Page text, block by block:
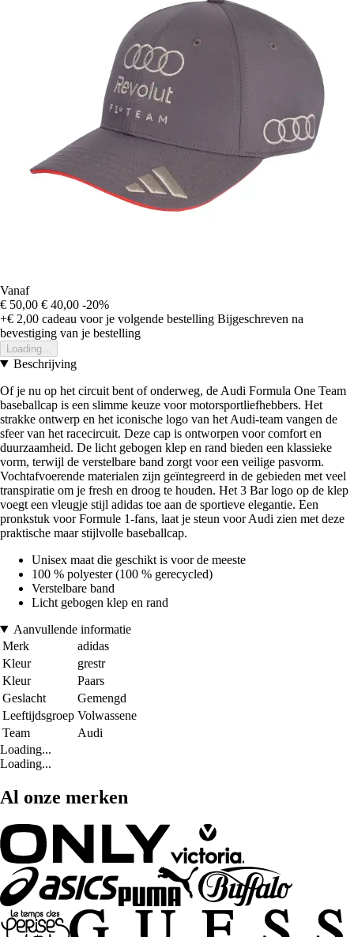
Vanaf
€ 50,00 € 40,00 -20%
+€ 2,00 cadeau voor je volgende bestelling Bijgeschreven na
bevestiging van je bestelling
Loading...
Beschrijving
Of je nu op het circuit bent of onderweg, de Audi Formula One Team
baseballcap is een slimme keuze voor motorsportliefhebbers. Het
strakke ontwerp en het iconische logo van het Audi-team vangen de
sfeer van het racecircuit. Deze cap is ontworpen voor comfort en
duurzaamheid. De licht gebogen klep en rand bieden een klassieke
vorm, terwijl de verstelbare band zorgt voor een veilige pasvorm.
Vochtafvoerende materialen zijn geïntegreerd in de gebieden met veel
transpiratie om je fresh en droog te houden. Het 3 Bar logo op de klep
voegt een vleugje stijl adidas toe aan de sportieve elegantie. Een
pronkstuk voor Formule 1-fans, laat je steun voor Audi zien met deze
praktische maar stijlvolle baseballcap.
Unisex maat die geschikt is voor de meeste
100 % polyester (100 % gerecycled)
Verstelbare band
Licht gebogen klep en rand
Aanvullende informatie
Merk
adidas
Kleur
grestr
Kleur
Paars
Geslacht
Gemengd
Leeftijdsgroep Volwassene
Team
Audi
Loading...
Loading...
Al onze merken